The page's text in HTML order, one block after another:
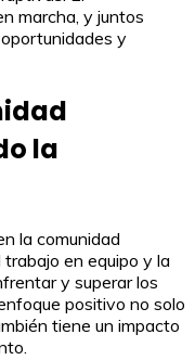
marcha, y juntos
y
la
la comunidad
en equipo y la
y superar los
positivo no solo
tiene un impacto